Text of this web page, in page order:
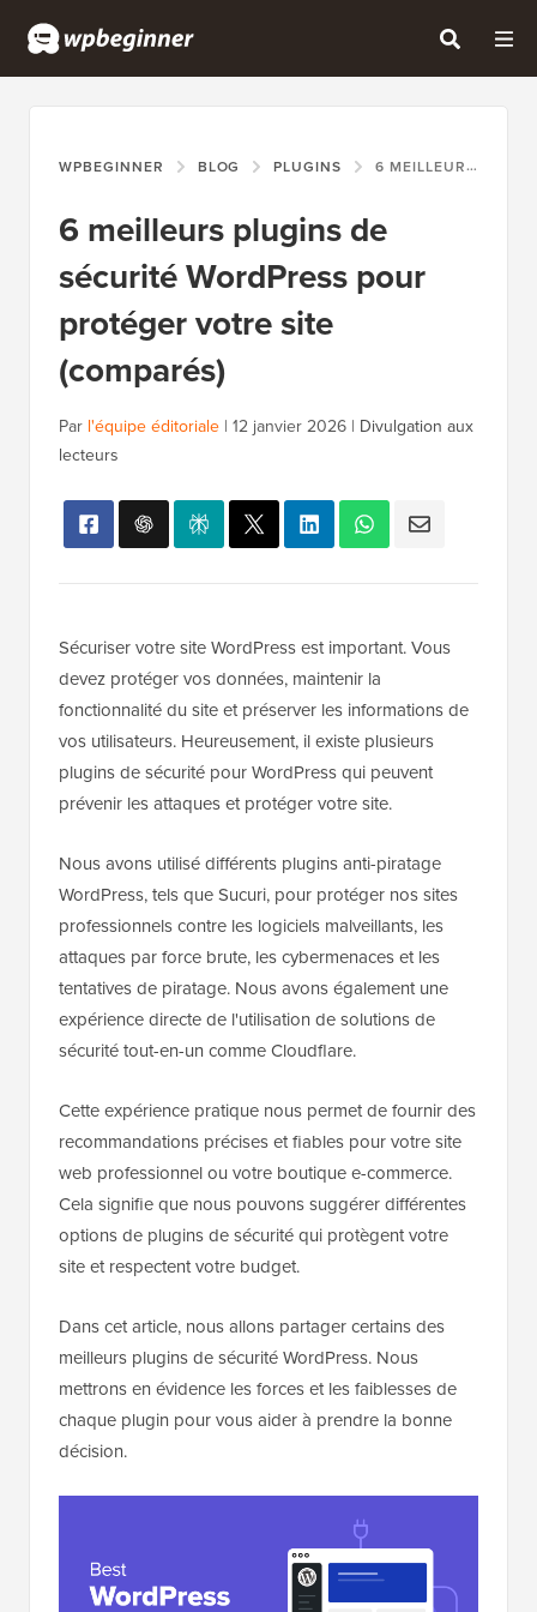
WPBEGINNER BLOG PLUGINS 6 MEILLEURS PLUGINS DE SÉCURITÉ WORDPRESS POUR PROTÉGER VOTRE SITE (COMPARÉS)
6 meilleurs plugins de
sécurité WordPress pour
protéger votre site
(comparés)
Par l'équipe éditoriale | 12 janvier 2026 | Divulgation aux
lecteurs
Sécuriser votre site WordPress est important. Vous
devez protéger vos données, maintenir la
fonctionnalité du site et préserver les informations de
vos utilisateurs. Heureusement, il existe plusieurs
plugins de sécurité pour WordPress qui peuvent
prévenir les attaques et protéger votre site.
Nous avons utilisé différents plugins anti-piratage
WordPress, tels que Sucuri, pour protéger nos sites
professionnels contre les logiciels malveillants, les
attaques par force brute, les cybermenaces et les
tentatives de piratage. Nous avons également une
expérience directe de l'utilisation de solutions de
sécurité tout-en-un comme Cloudflare.
Cette expérience pratique nous permet de fournir des
recommandations précises et fiables pour votre site
web professionnel ou votre boutique e-commerce.
Cela signifie que nous pouvons suggérer différentes
options de plugins de sécurité qui protègent votre
site et respectent votre budget.
Dans cet article, nous allons partager certains des
meilleurs plugins de sécurité WordPress. Nous
mettrons en évidence les forces et les faiblesses de
chaque plugin pour vous aider à prendre la bonne
décision.